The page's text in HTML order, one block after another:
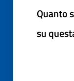
Quanto
su